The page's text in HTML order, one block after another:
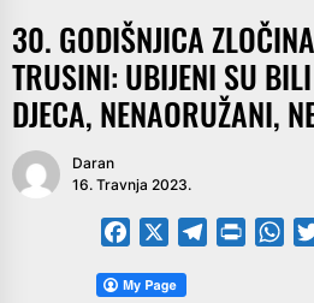
30. GODIŠNJICA
TRUSINI: UBIJENI SU
DJECA, NENAORUŽANI,
Daran
16. Travnja 2023.
Facebook Telegram